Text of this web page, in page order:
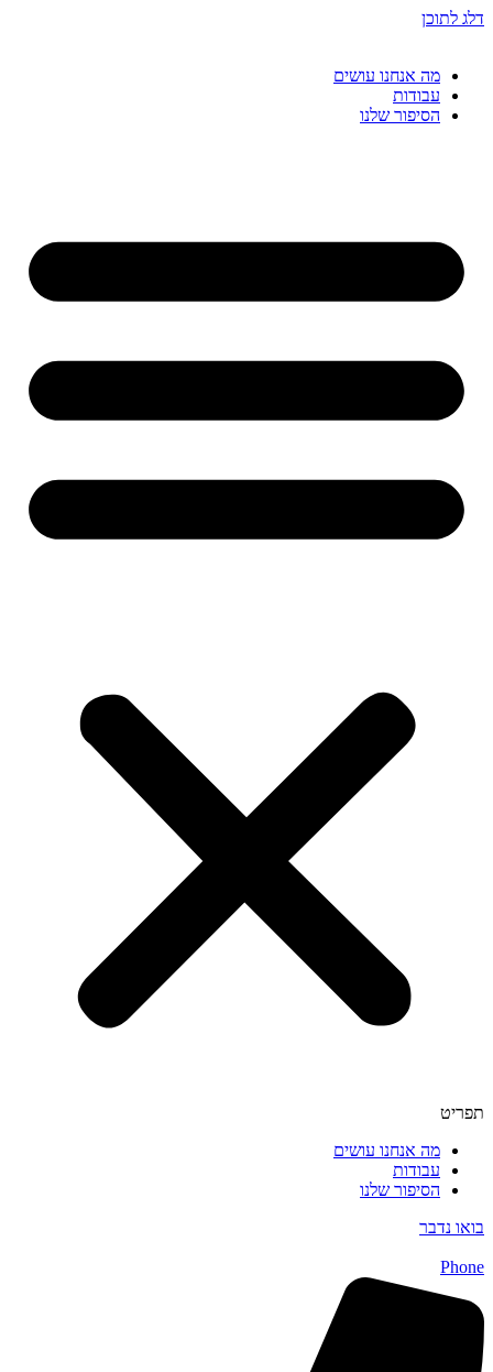
דלג לתוכן
מה אנחנו עושים
עבודות
הסיפור שלנו
תפריט
מה אנחנו עושים
עבודות
הסיפור שלנו
בואו נדבר
Phone